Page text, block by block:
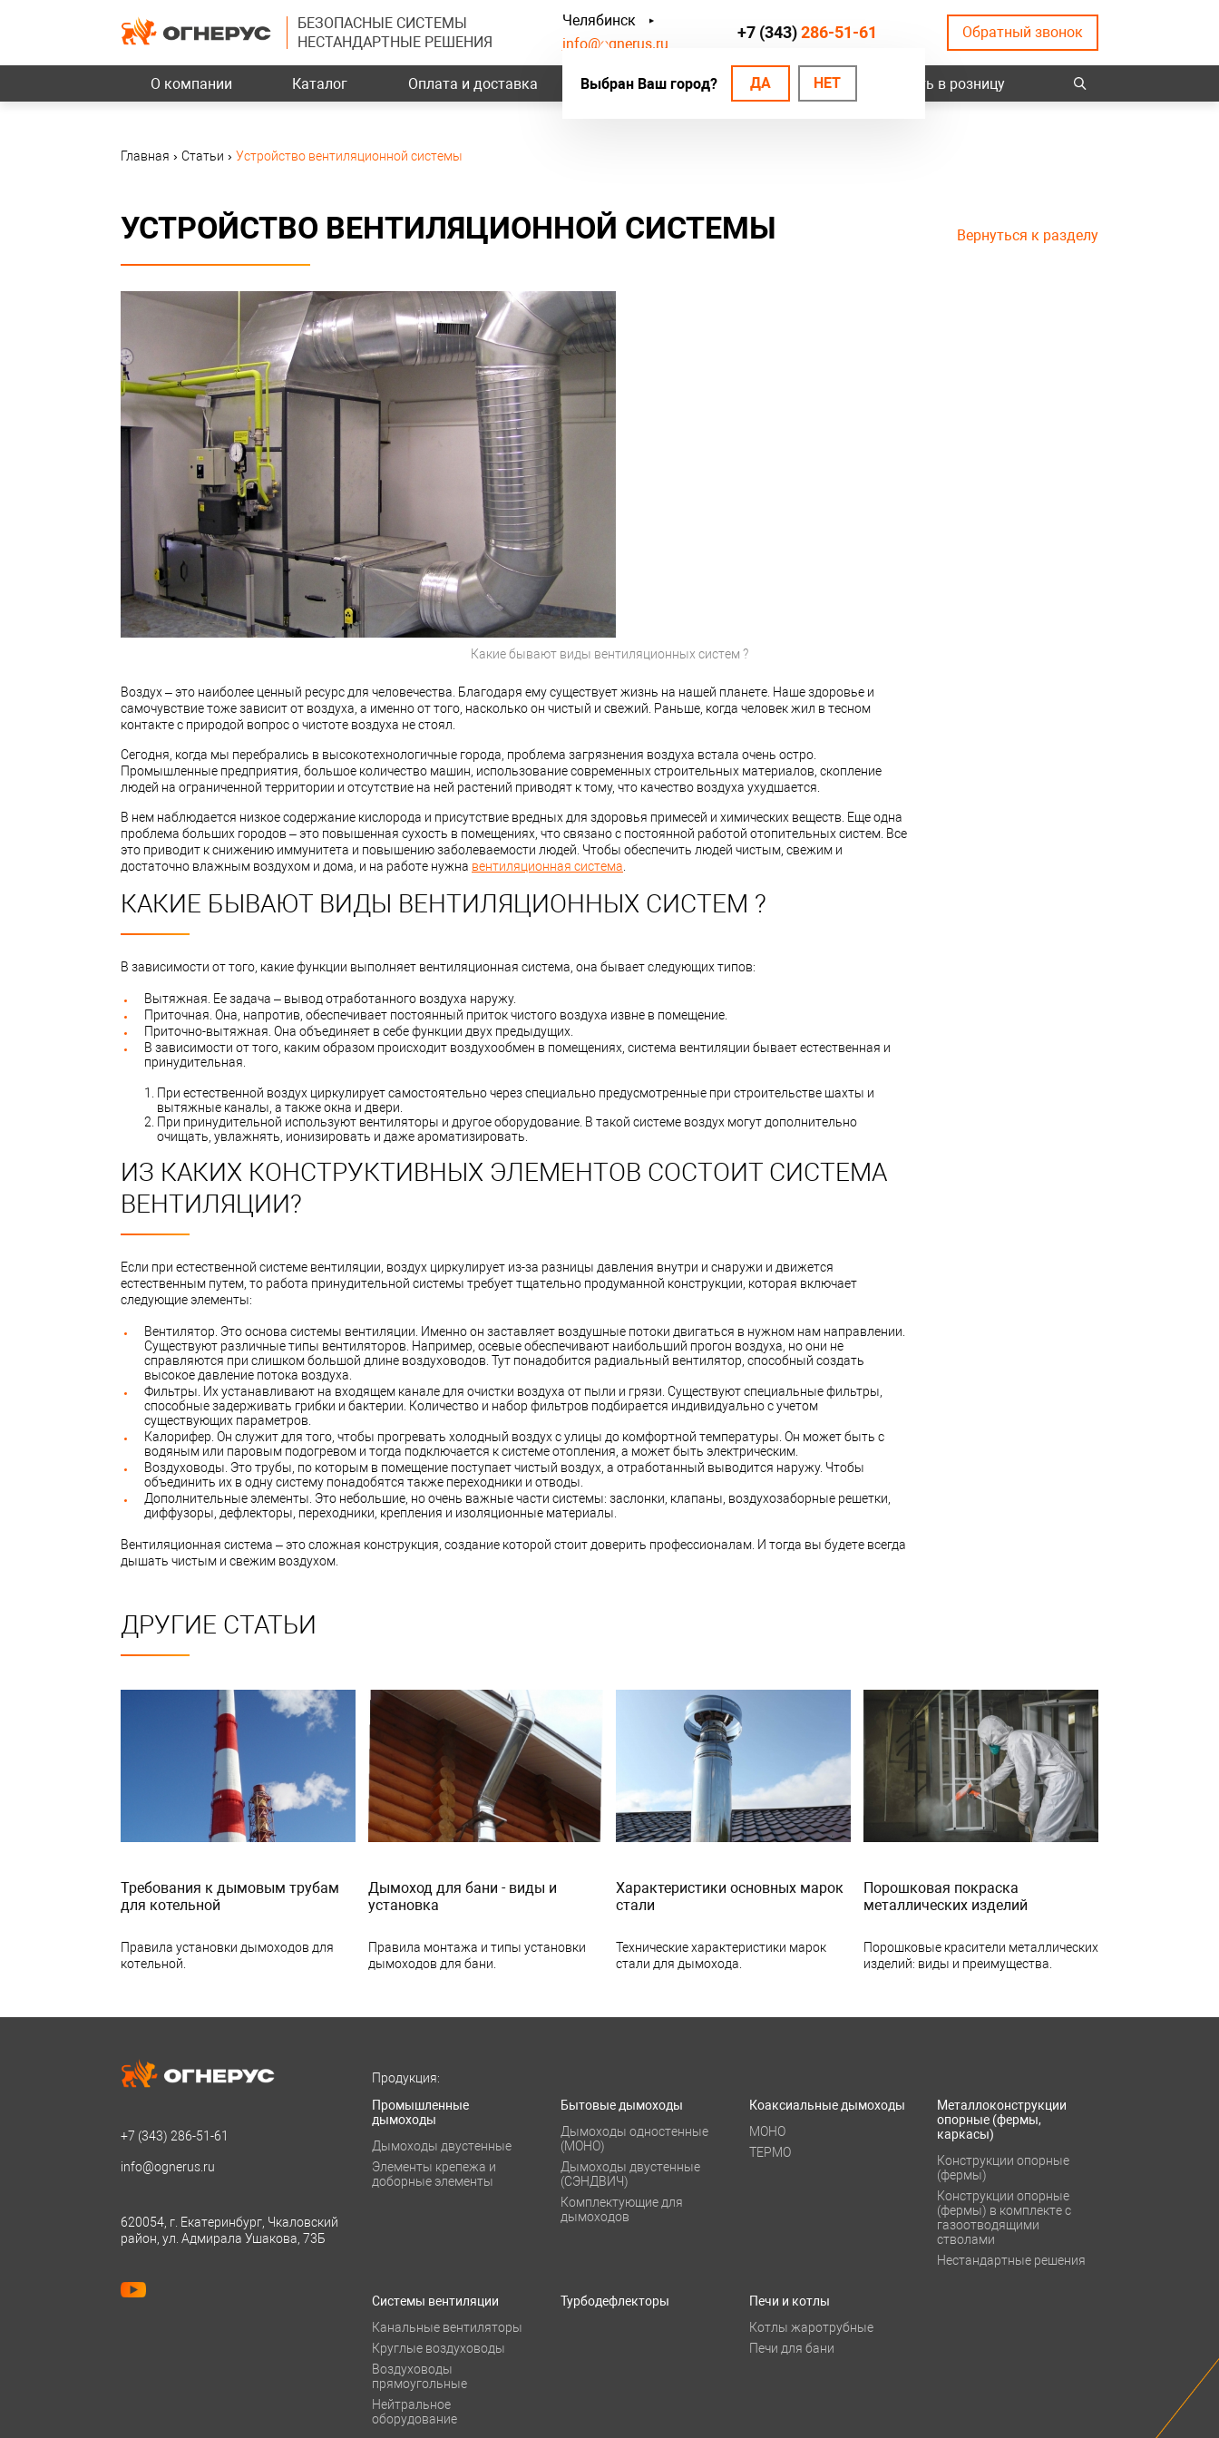
БЕЗОПАСНЫЕ СИСТЕМЫ
НЕСТАНДАРТНЫЕ РЕШЕНИЯ
Челябинск
Выбран Ваш город? ДА НЕТ
info@ognerus.ru
+7 (343)286-51-61 Обратный звонок
О компании Каталог Оплата и доставка Наши объекты Контакты Купить в розницу
Главная › Статьи › Устройство вентиляционной системы
Вернуться к разделу
УСТРОЙСТВО ВЕНТИЛЯЦИОННОЙ СИСТЕМЫ
Воздух – это наиболее ценный ресурс для человечества. Благодаря ему существует жизнь на нашей планете. Наше здоровье и
самочувствие тоже зависит от воздуха, а именно от того, насколько он чистый и свежий. Раньше, когда человек жил в тесном
контакте с природой вопрос о чистоте воздуха не стоял.
Сегодня, когда мы перебрались в высокотехнологичные города, проблема загрязнения воздуха встала очень остро.
Промышленные предприятия, большое количество машин, использование современных строительных материалов, скопление
людей на ограниченной территории и отсутствие на ней растений приводят к тому, что качество воздуха ухудшается.
В нем наблюдается низкое содержание кислорода и присутствие вредных для здоровья примесей и химических веществ. Еще одна
проблема больших городов – это повышенная сухость в помещениях, что связано с постоянной работой отопительных систем. Все
это приводит к снижению иммунитета и повышению заболеваемости людей. Чтобы обеспечить людей чистым, свежим и
достаточно влажным воздухом и дома, и на работе нужна вентиляционная система
КАКИЕ БЫВАЮТ ВИДЫ ВЕНТИЛЯЦИОННЫХ СИСТЕМ ?
В зависимости от того, какие функции выполняет вентиляционная система, она бывает следующих типов:
Вытяжная. Ее задача – вывод отработанного воздуха наружу.
Приточная. Она, напротив, обеспечивает постоянный приток чистого воздуха извне в помещение.
Приточно-вытяжная. Она объединяет в себе функции двух предыдущих.
В зависимости от того, каким образом происходит воздухообмен в помещениях, система вентиляции бывает естественная и
принудительная.
При естественной воздух циркулирует самостоятельно через специально предусмотренные при строительстве шахты и
вытяжные каналы, а также окна и двери.
При принудительной используют вентиляторы и другое оборудование. В такой системе воздух могут дополнительно
очищать, увлажнять, ионизировать и даже ароматизировать.
ИЗ КАКИХ КОНСТРУКТИВНЫХ ЭЛЕМЕНТОВ СОСТОИТ СИСТЕМА
ВЕНТИЛЯЦИИ?
Если при естественной системе вентиляции, воздух циркулирует из-за разницы давления внутри и снаружи и движется
естественным путем, то работа принудительной системы требует тщательно продуманной конструкции, которая включает
следующие элементы:
Вентилятор. Это основа системы вентиляции. Именно он заставляет воздушные потоки двигаться в нужном нам направлении.
Существуют различные типы вентиляторов. Например, осевые обеспечивают наибольший прогон воздуха, но они не
справляются при слишком большой длине воздуховодов. Тут понадобится радиальный вентилятор, способный создать
высокое давление потока воздуха.
Фильтры. Их устанавливают на входящем канале для очистки воздуха от пыли и грязи. Существуют специальные фильтры,
способные задерживать грибки и бактерии. Количество и набор фильтров подбирается индивидуально с учетом
существующих параметров.
Калорифер. Он служит для того, чтобы прогревать холодный воздух с улицы до комфортной температуры. Он может быть с
водяным или паровым подогревом и тогда подключается к системе отопления, а может быть электрическим.
Воздуховоды. Это трубы, по которым в помещение поступает чистый воздух, а отработанный выводится наружу. Чтобы
объединить их в одну систему понадобятся также переходники и отводы.
Дополнительные элементы. Это небольшие, но очень важные части системы: заслонки, клапаны, воздухозаборные решетки,
диффузоры, дефлекторы, переходники, крепления и изоляционные материалы.
Вентиляционная система – это сложная конструкция, создание которой стоит доверить профессионалам. И тогда вы будете всегда
дышать чистым и свежим воздухом.
Какие бывают виды вентиляционных систем ?
ДРУГИЕ СТАТЬИ
Требования к дымовым трубам
для котельной
Правила установки дымоходов для
котельной.
Дымоход для бани - виды и
установка
Правила монтажа и типы установки
дымоходов для бани.
Характеристики основных марок
стали
Технические характеристики марок
стали для дымохода.
Порошковая покраска
металлических изделий
Порошковые красители металлических
изделий: виды и преимущества.
+7 (343) 286-51-61
info@ognerus.ru
620054, г. Екатеринбург, Чкаловский
район, ул. Адмирала Ушакова, 73Б
Продукция:
Промышленные
дымоходы
Дымоходы двустенные
Элементы крепежа и
доборные элементы
Бытовые дымоходы
Дымоходы одностенные
(МОНО)
Дымоходы двустенные
(СЭНДВИЧ)
Комплектующие для
дымоходов
Коаксиальные дымоходы
МОНО
ТЕРМО
Металлоконструкции
опорные (фермы,
каркасы)
Конструкции опорные
(фермы)
Конструкции опорные
(фермы) в комплекте с
газоотводящими
стволами
Нестандартные решения
Системы вентиляции
Канальные вентиляторы
Круглые воздуховоды
Воздуховоды
прямоугольные
Нейтральное
оборудование
Турбодефлекторы
Печи и котлы
Котлы жаротрубные
Печи для бани